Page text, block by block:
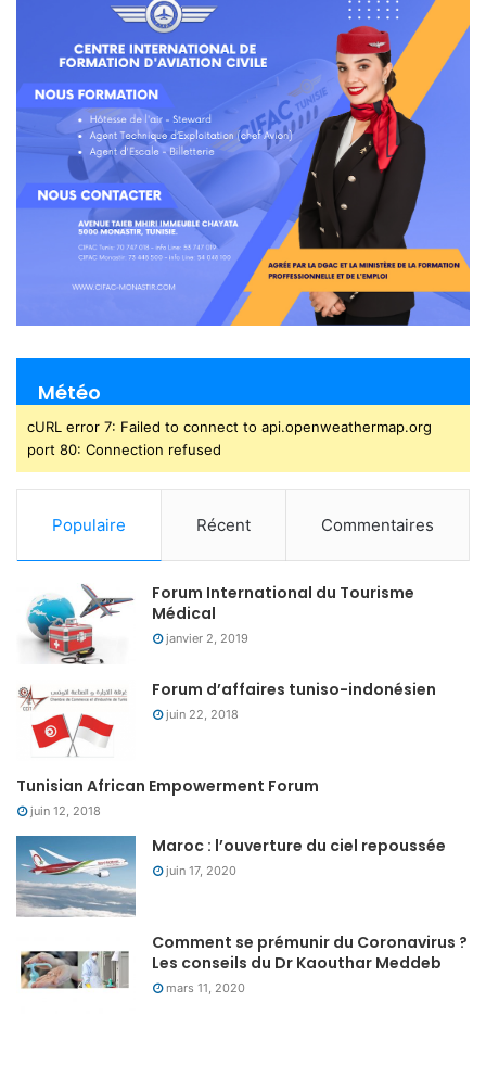
Météo
cURL error 7: Failed to connect to api.openweathermap.org
port 80: Connection refused
Populaire Récent Commentaires
Forum International du Tourisme
Médical
janvier 2, 2019
Forum d’affaires tuniso-indonésien
juin 22, 2018
Tunisian African Empowerment Forum
juin 12, 2018
Maroc : l’ouverture du ciel repoussée
juin 17, 2020
Comment se prémunir du Coronavirus ?
Les conseils du Dr Kaouthar Meddeb
mars 11, 2020